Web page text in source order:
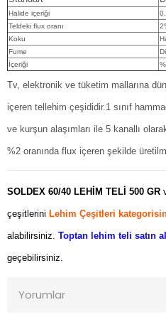
Halide içeriği
Teldeki flux oranı
Koku
Fume
İçeriği
Tv, elektronik ve tüketim mallarına
içeren tellehim çeşididir.1 sınıf
ve kurşun alaşımları ile 5 kanallı
%2 oranında flux içeren şekilde
SOLDEX 60/40 LEHİM TELİ 500 GR
çeşitlerini Lehim Çeşitleri
alabilirsiniz. Toptan lehim teli satın
geçebilirsiniz.
Yorumlar